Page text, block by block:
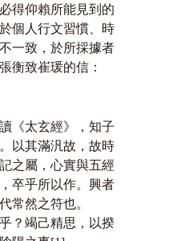
得仰賴所能見到的
個人行文習慣、時
一致，於所採據者
衡致崔瑗的信：
《太玄經》，知子
以其滿汎故，故時
之屬，心實與五經
卒乎所以作。興者
常然之符也。
？竭己精思，以揆